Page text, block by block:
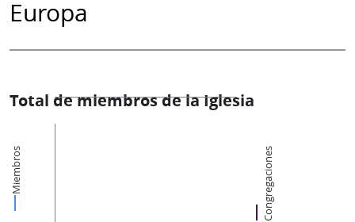
Europa
Total de miembros de la Iglesia
Miembros Congregaciones